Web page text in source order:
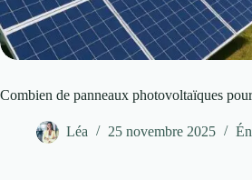
Combien de panneaux photovoltaïques
Léa 25 novembre 2025